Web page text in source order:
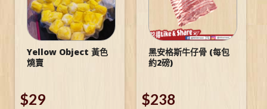
Yellow Object 黃色
燒賣
$29
黑安格斯牛仔骨 (每包
約2磅)
$238